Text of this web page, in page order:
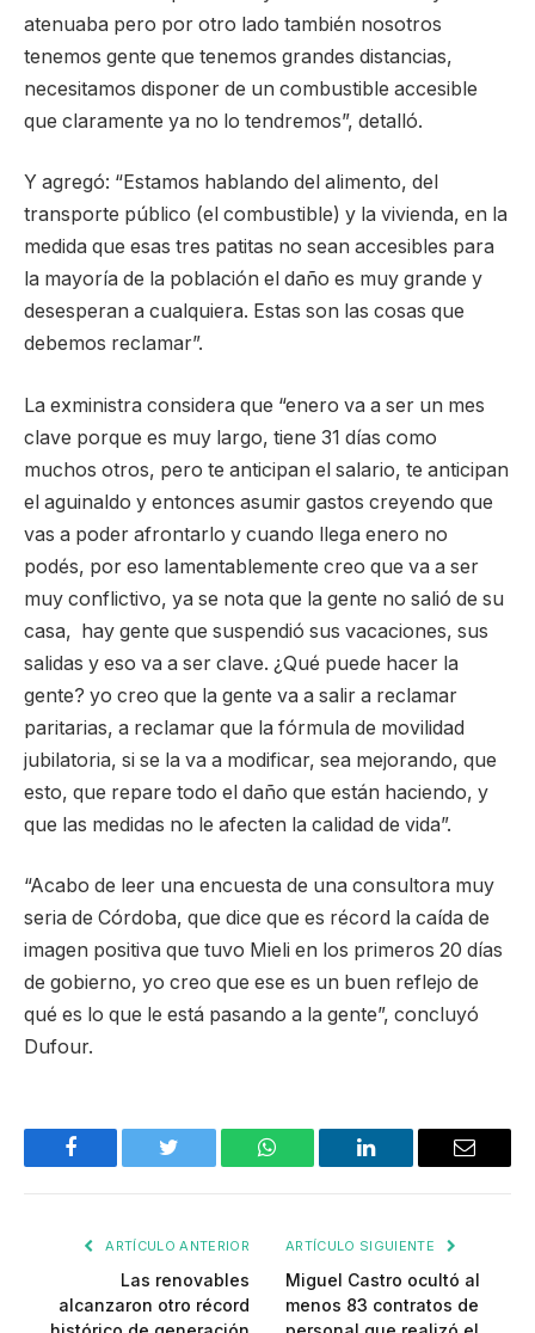
atenuaba pero por otro lado también nosotros
tenemos gente que tenemos grandes distancias,
necesitamos disponer de un combustible accesible
que claramente ya no lo tendremos”, detalló.
Y agregó: “Estamos hablando del alimento, del
transporte público (el combustible) y la vivienda, en la
medida que esas tres patitas no sean accesibles para
la mayoría de la población el daño es muy grande y
desesperan a cualquiera. Estas son las cosas que
debemos reclamar”.
La exministra considera que “enero va a ser un mes
clave porque es muy largo, tiene 31 días como
muchos otros, pero te anticipan el salario, te anticipan
el aguinaldo y entonces asumir gastos creyendo que
vas a poder afrontarlo y cuando llega enero no
podés, por eso lamentablemente creo que va a ser
muy conflictivo, ya se nota que la gente no salió de su
casa, hay gente que suspendió sus vacaciones, sus
salidas y eso va a ser clave. ¿Qué puede hacer la
gente? yo creo que la gente va a salir a reclamar
paritarias, a reclamar que la fórmula de movilidad
jubilatoria, si se la va a modificar, sea mejorando, que
esto, que repare todo el daño que están haciendo, y
que las medidas no le afecten la calidad de vida”.
“Acabo de leer una encuesta de una consultora muy
seria de Córdoba, que dice que es récord la caída de
imagen positiva que tuvo Mieli en los primeros 20 días
de gobierno, yo creo que ese es un buen reflejo de
qué es lo que le está pasando a la gente”, concluyó
Dufour.
Facebook Twitter WhatsApp LinkedIn Email
ARTÍCULO ANTERIOR
Las renovables
alcanzaron otro récord
ARTÍCULO SIGUIENTE
Miguel Castro ocultó al
menos 83 contratos de